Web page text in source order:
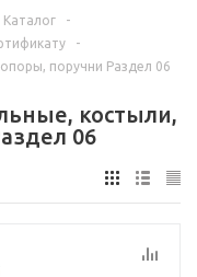
Каталог
-
-
поручни Раздел 06
костыли,
06